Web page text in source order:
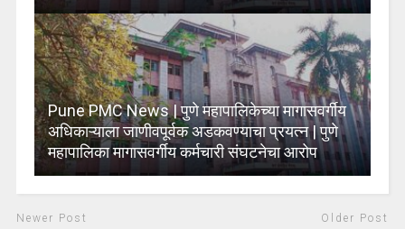
Pune PMC News | पुणे महापालिकेच्या मागासवर्गीय
अधिकाऱ्याला जाणीवपूर्वक अडकवण्याचा प्रयत्न | पुणे
महापालिका मागासवर्गीय कर्मचारी संघटनेचा आरोप
Newer Post Older Post